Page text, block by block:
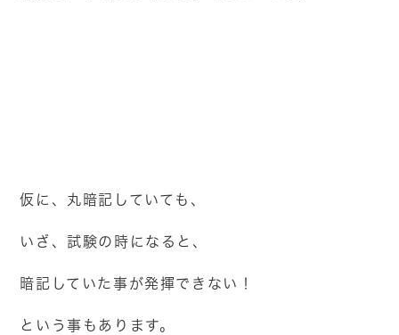
仮に、丸暗記していても、
いざ、試験の時になると、
暗記していた事が発揮できない！
という事もあります。